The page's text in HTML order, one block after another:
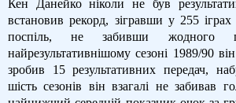
Кен Данейко ніколи не був
встановив рекорд, зігравши у 255 іграх
поспіль, не забивши жодного
найрезультативнішому сезоні 1989/90
зробив 15 результативних передач,
шість сезонів він взагалі не забивав